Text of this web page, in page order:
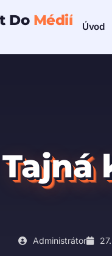
Do Médií Úvod
Tajná
Administrátor